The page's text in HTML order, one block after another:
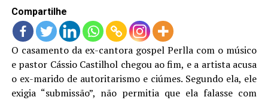
ENTREVISTAS
EXPEDIENTE
FINALIZAR COMPRA
HOME
Compartilhe
O casamento da ex-cantora gospel Perlla com o músico
e pastor Cássio Castilhol chegou ao fim, e a artista acusa
o ex-marido de autoritarismo e ciúmes. Segundo ela, ele
exigia “submissão”, não permitia que ela falasse com